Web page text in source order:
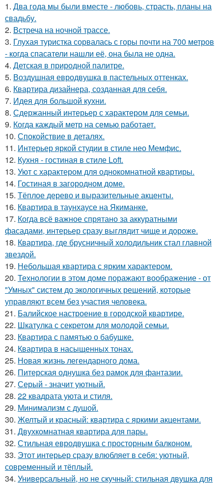
1. Два года мы были вместе - любовь, страсть, планы на
свадьбу.
2. Встреча на ночной трассе.
3. Глухая туристка сорвалась с горы почти на 700 метров
- когда спасатели нашли её, она была не одна.
4. Детская в природной палитре.
5. Воздушная евродвушка в пастельных оттенках.
6. Квартира дизайнера, созданная для себя.
7. Идея для большой кухни.
8. Сдержанный интерьер с характером для семьи.
9. Когда каждый метр на семью работает.
10. Спокойствие в деталях.
11. Интерьер яркой студии в стиле нео Мемфис.
12. Кухня - гостиная в стиле Loft.
13. Уют с характером для однокомнатной квартиры.
14. Гостиная в загородном доме.
15. Тёплое дерево и выразительные акценты.
16. Квартира в таунхаусе на Якиманке.
17. Когда всё важное спрятано за аккуратными
фасадами, интерьер сразу выглядит чище и дороже.
18. Квартира, где брусничный холодильник стал главной
звездой.
19. Небольшая квартира с ярким характером.
20. Технологии в этом доме поражают воображение - от
"Умных" систем до экологичных решений, которые
управляют всем без участия человека.
21. Балийское настроение в городской квартире.
22. Шкатулка с секретом для молодой семьи.
23. Квартира с памятью о бабушке.
24. Квартира в насыщенных тонах.
25. Новая жизнь легендарного дома.
26. Питерская однушка без рамок для фантазии.
27. Серый - значит уютный.
28. 22 квадрата уюта и стиля.
29. Минимализм с душой.
30. Желтый и красный: квартира с яркими акцентами.
31. Двухкомнатная квартира для пары.
32. Стильная евродвушка с просторным балконом.
33. Этот интерьер сразу влюбляет в себя: уютный,
современный и тёплый.
34. Универсальный, но не скучный: стильная двушка для